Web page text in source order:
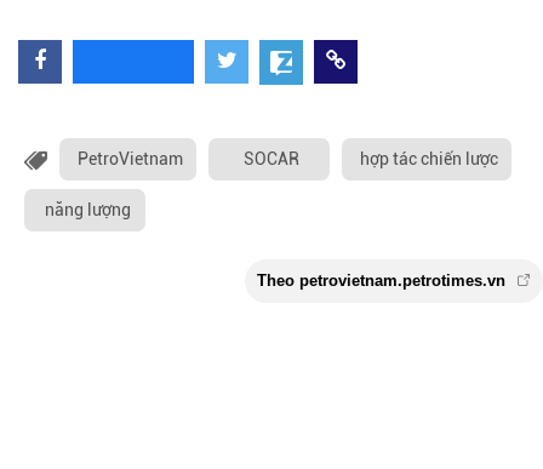
PetroVietnam SOCAR hợp tác chiến lược
năng lượng